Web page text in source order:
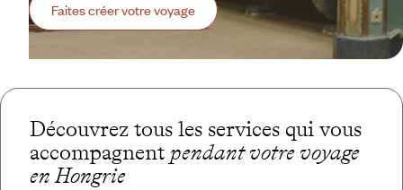
Faites créer votre voyage
Découvrez tous les services qui vous
accompagnent pendant votre voyage
en Hongrie